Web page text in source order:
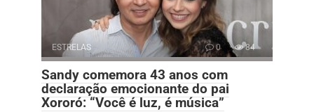
ESTRELAS 0 84
Sandy comemora 43 anos com
declaração emocionante do pai
Xororó: “Você é luz, é música”